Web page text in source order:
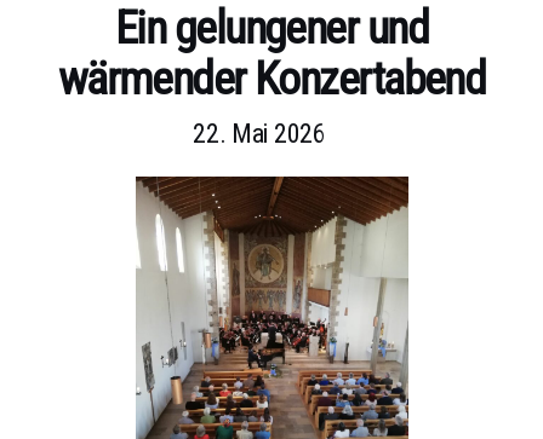
Ein gelungener und
wärmender Konzertabend
22. Mai 2026